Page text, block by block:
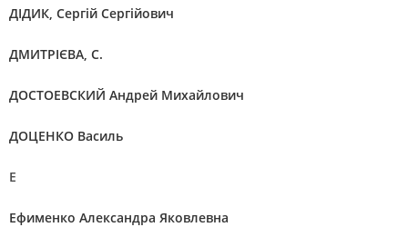
ДІДИК, Сергій Сергійович
ДМИТРІЄВА, С.
ДОСТОЕВСКИЙ Андрей Михайлович
ДОЦЕНКО Василь
Е
Ефименко Александра Яковлевна